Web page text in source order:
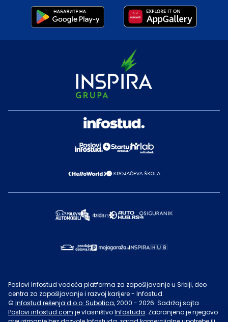
Poslovi Infostud vodeća platforma za zapošljavanje u Srbiji, deo
centra za zapošljavanje i razvoj karijere - Infostud.
© Infostud rešenja d.o.o. Subotica, 2000 - 2026. Sadržaj sajta
Poslovi.infostud.com je vlasništvoInfostuda. Zabranjeno je njegovo